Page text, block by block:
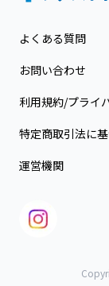
よくある質問
お問い合わせ
利用規約/プライ
特定商取引法に
運営機関